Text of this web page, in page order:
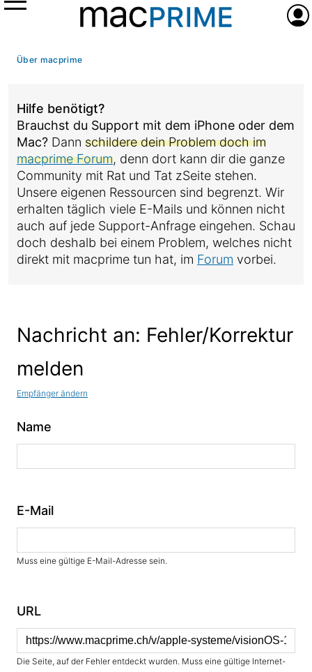
Menü
Über macprime
Hilfe benötigt?
Brauchst du Support mit dem iPhone oder dem
Mac? Dann schildere dein Problem doch im
macprime Forum, denn dort kann dir die ganze
Community mit Rat und Tat zSeite stehen.
Unsere eigenen Ressourcen sind begrenzt. Wir
erhalten täglich viele E-Mails und können nicht
auch auf jede Support-Anfrage eingehen. Schau
doch deshalb bei einem Problem, welches nicht
direkt mit macprime tun hat, im Forum vorbei.
Nachricht an: Fehler/Korrektur
melden
Empfänger ändern
Name
E-Mail
Muss eine gültige E-Mail-Adresse sein.
URL
Die Seite, auf der Fehler entdeckt wurden. Muss eine gültige Internet-